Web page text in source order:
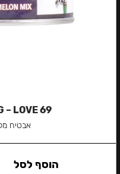
– LOVE 69
אבטיח
הוסף לסל